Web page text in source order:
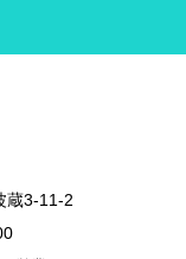
蔵3-11-2